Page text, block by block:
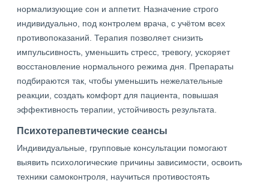
нормализующие сон и аппетит. Назначение строго
индивидуально, под контролем врача, с учётом всех
противопоказаний. Терапия позволяет снизить
импульсивность, уменьшить стресс, тревогу, ускоряет
восстановление нормального режима дня. Препараты
подбираются так, чтобы уменьшить нежелательные
реакции, создать комфорт для пациента, повышая
эффективность терапии, устойчивость результата.
Психотерапевтические сеансы
Индивидуальные, групповые консультации помогают
выявить психологические причины зависимости, освоить
техники самоконтроля, научиться противостоять